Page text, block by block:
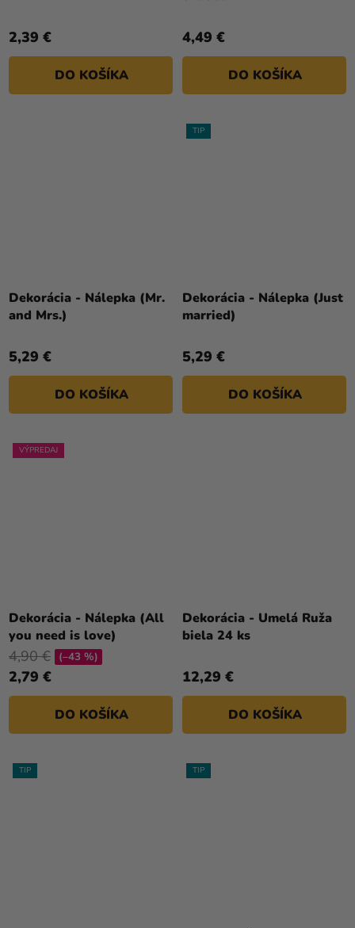
2,39 €
DO KOŠÍKA
4,49 €
DO KOŠÍKA
Dekorácia - Nálepka (Mr.
and Mrs.)
5,29 €
DO KOŠÍKA
TIP
Dekorácia - Nálepka (Just
married)
5,29 €
DO KOŠÍKA
VÝPREDAJ
Dekorácia - Nálepka (All
you need is love)
2,79 €
4,90 € (–43 %)
DO KOŠÍKA
Dekorácia - Umelá Ruža
biela 24 ks
12,29 €
DO KOŠÍKA
TIP TIP